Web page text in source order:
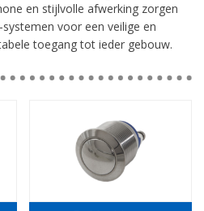
en stijlvolle afwerking zorgen
voor een veilige en
toegang tot ieder gebouw.